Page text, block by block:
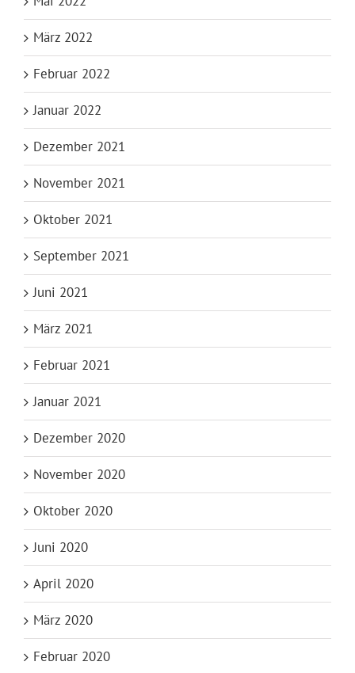
März 2022
Februar 2022
Januar 2022
Dezember 2021
November 2021
Oktober 2021
September 2021
Juni 2021
März 2021
Februar 2021
Januar 2021
Dezember 2020
November 2020
Oktober 2020
Juni 2020
April 2020
März 2020
Februar 2020